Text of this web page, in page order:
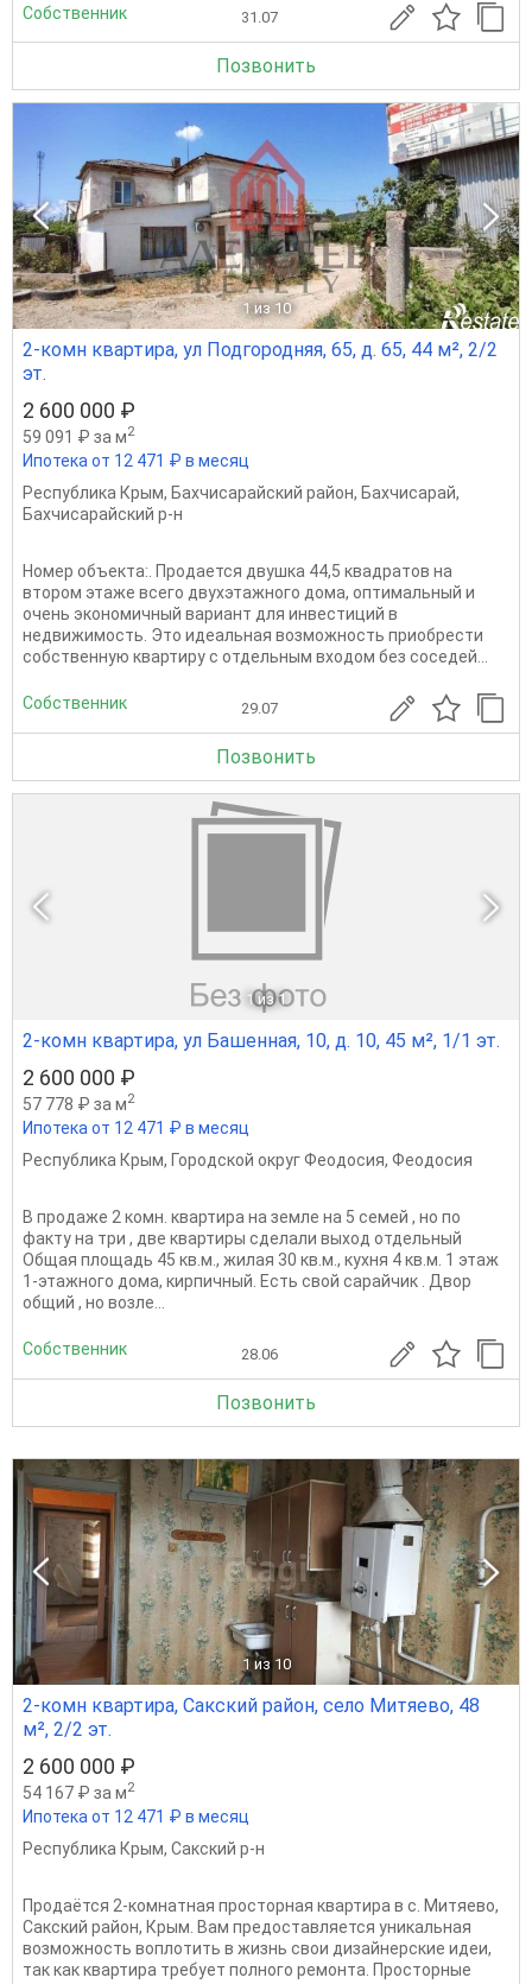
Собственник 31.07
Позвонить
1 из 10
2-комн квартира, ул Подгородняя, 65, д. 65, 44 м², 2/2
эт.
2 600 000 ₽
59 091 ₽ за м2
Ипотека от 12 471 ₽ в месяц
Республика Крым, Бахчисарайский район, Бахчисарай,
Бахчисарайский р-н
Номер объекта:. Продается двушка 44,5 квадратов на
втором этаже всего двухэтажного дома, оптимальный и
очень экономичный вариант для инвестиций в
недвижимость. Это идеальная возможность приобрести
собственную квартиру с отдельным входом без соседей...
Собственник 29.07
Позвонить
1 из 1
2-комн квартира, ул Башенная, 10, д. 10, 45 м², 1/1 эт.
2 600 000 ₽
57 778 ₽ за м2
Ипотека от 12 471 ₽ в месяц
Республика Крым, Городской округ Феодосия, Феодосия
В продаже 2 комн. квартира на земле на 5 семей , но по
факту на три , две квартиры сделали выход отдельный
Общая площадь 45 кв.м., жилая 30 кв.м., кухня 4 кв.м. 1 этаж
1-этажного дома, кирпичный. Есть свой сарайчик . Двор
общий , но возле...
Собственник 28.06
Позвонить
1 из 10
2-комн квартира, Сакский район, село Митяево, 48
м², 2/2 эт.
2 600 000 ₽
54 167 ₽ за м2
Ипотека от 12 471 ₽ в месяц
Республика Крым, Сакский р-н
Продаётся 2-комнатная просторная квартира в с. Митяево,
Сакский район, Крым. Вам предоставляется уникальная
возможность воплотить в жизнь свои дизайнерские идеи,
так как квартира требует полного ремонта. Просторные